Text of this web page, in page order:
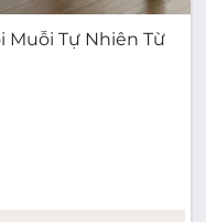
Muỗi Tự Nhiên Từ